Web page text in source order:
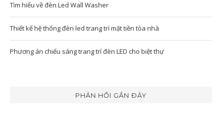
Tìm hiểu về đèn Led Wall Washer
Thiết kế hệ thống đèn led trang trí mặt tiền tòa nhà
Phương án chiếu sáng trang trí đèn LED cho biệt thự
PHẢN HỒI GẦN ĐÂY